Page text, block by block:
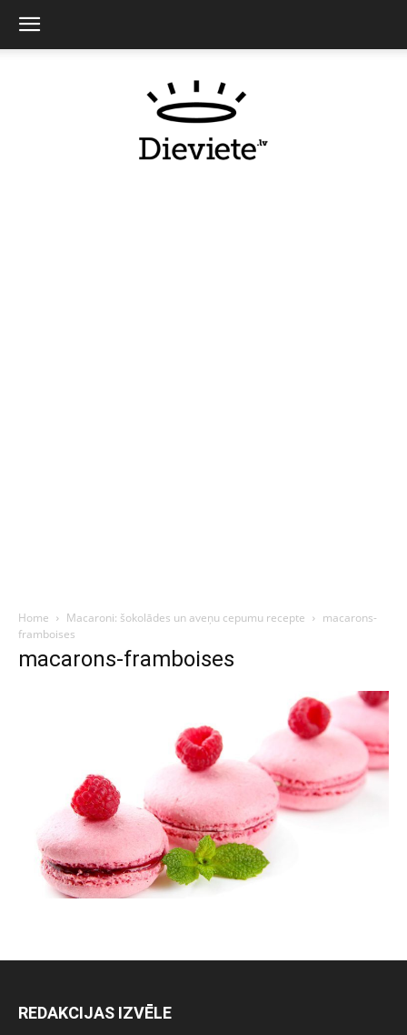
Home Macaroni: šokolādes un aveņu cepumu recepte
macarons-
framboises
macarons-framboises
REDAKCIJAS IZVĒLE